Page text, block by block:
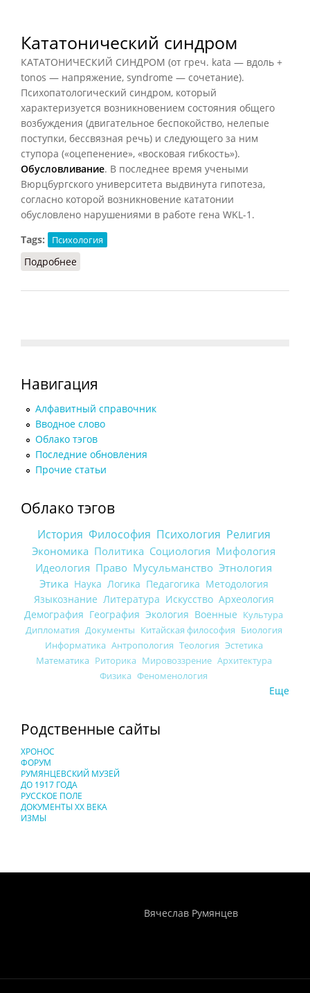
Кататонический синдром
КАТАТОНИЧЕСКИЙ СИНДРОМ (от греч. kata — вдоль +
tonos — напряжение, syndrome — сочетание).
Психопатологический синдром, который
характеризуется возникновением состояния общего
возбуждения (двигательное беспокойство, нелепые
поступки, бессвязная речь) и следующего за ним
ступора («оцепенение», «восковая гибкость»).
Обусловливание. В последнее время учеными
Вюрцбургского университета выдвинута гипотеза,
согласно которой возникновение кататонии
обусловлено нарушениями в работе гена WKL-1.
Tags:
Психология
Подробнее
Навигация
Алфавитный справочник
Вводное слово
Облако тэгов
Последние обновления
Прочие статьи
Облако тэгов
История Философия Психология Религия
Экономика Политика Социология Мифология
Идеология Право Мусульманство Этнология
Этика Наука Логика Педагогика Методология
Языкознание Литература Искусство Археология
Демография География Экология Военные Культура
Дипломатия Документы Китайская философия Биология
Информатика Антропология Теология Эстетика
Математика Риторика Мировоззрение Архитектура
Физика Феноменология
Еще
Родственные сайты
ХРОНОС
ФОРУМ
РУМЯНЦЕВСКИЙ МУЗЕЙ
ДО 1917 ГОДА
РУССКОЕ ПОЛЕ
ДОКУМЕНТЫ XX ВЕКА
ИЗМЫ
Вячеслав Румянцев